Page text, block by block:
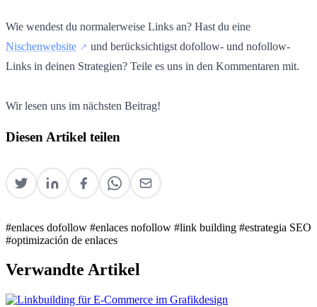
Wie wendest du normalerweise Links an? Hast du eine
Nischenwebsite
und berücksichtigst dofollow- und nofollow-
Links in deinen Strategien? Teile es uns in den Kommentaren mit.
Wir lesen uns im nächsten Beitrag!
Diesen Artikel teilen
#enlaces dofollow #enlaces nofollow #link building #estrategia SEO
#optimización de enlaces
Verwandte Artikel